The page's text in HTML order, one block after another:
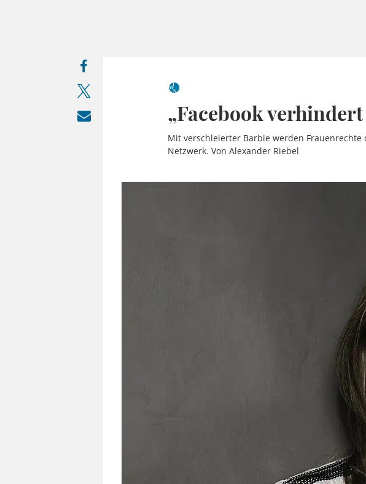
„Facebook
Mit verschleierter Barbie werden
Netzwerk. Von Alexander Riebel